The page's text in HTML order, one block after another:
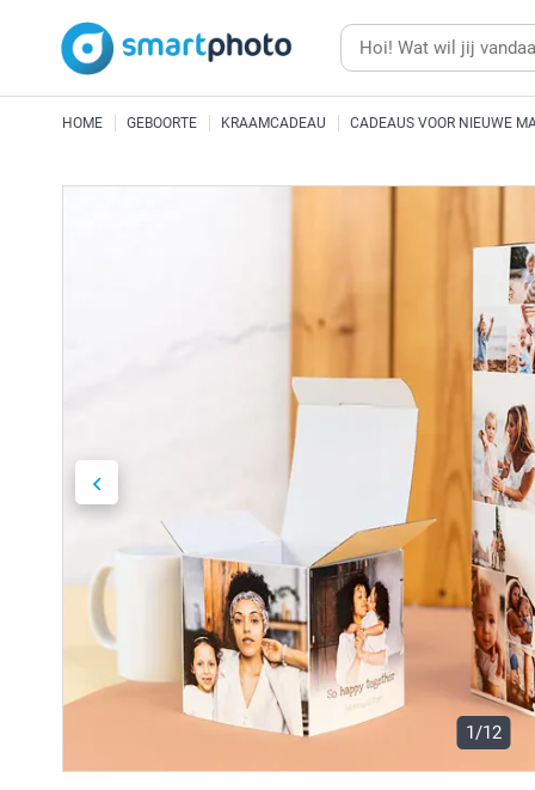
HOME GEBOORTE KRAAMCADEAU CADEAUS VOOR NIEUWE
1/12